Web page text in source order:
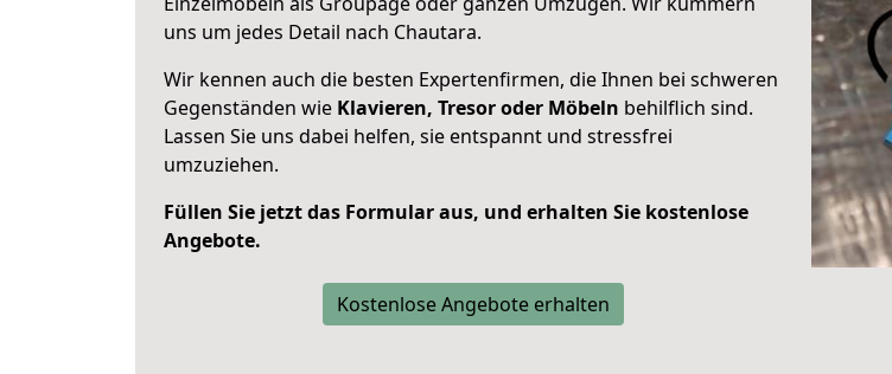
uns um jedes Detail nach Chautara.
Wir kennen auch die besten Expertenfirmen, die Ihnen bei schweren
Gegenständen wie Klavieren, Tresor oder Möbeln behilflich sind.
Lassen Sie uns dabei helfen, sie entspannt und stressfrei
umzuziehen.
Füllen Sie jetzt das Formular aus, und erhalten Sie kostenlose
Angebote.
Kostenlose Angebote erhalten